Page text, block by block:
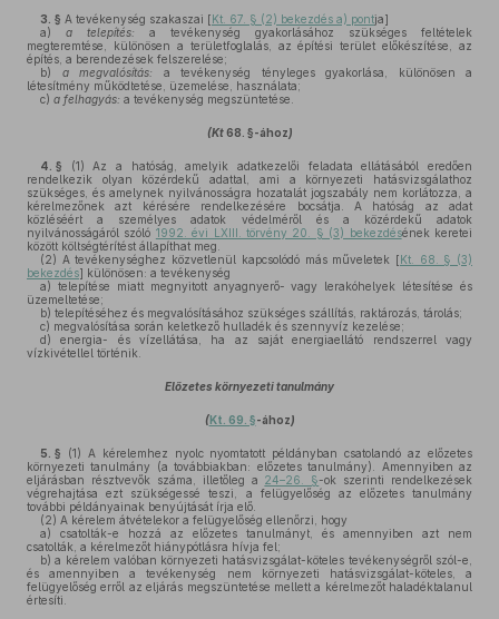
3. § A tevékenység szakaszai [Kt. 67. § (2) bekezdés a) pontja]
a)
a telepítés: a tevékenység gyakorlásához szükséges feltételek
megteremtése, különösen a területfoglalás, az építési terület előkészítése, az
építés, a berendezések felszerelése;
b)
a megvalósítás: a tevékenység tényleges gyakorlása, különösen a
létesítmény működtetése, üzemelése, használata;
c) a felhagyás: a tevékenység megszüntetése.
(Kt68. §-ához)
4. § (1) Az a hatóság, amelyik adatkezelői feladata ellátásából eredően
rendelkezik olyan közérdekű adattal, ami a környezeti hatásvizsgálathoz
szükséges, és amelynek nyilvánosságra hozatalát jogszabály nem korlátozza, a
kérelmezőnek azt kérésére rendelkezésére bocsátja. A hatóság az adat
közléséért a személyes adatok védelméről és a közérdekű adatok
nyilvánosságáról szóló 1992. évi LXIII. törvény 20. § (3) bekezdésének keretei
között költségtérítést állapíthat meg.
(2) A tevékenységhez közvetlenül kapcsolódó más műveletek [Kt. 68. § (3)
bekezdés] különösen: a tevékenység
a) telepítése miatt megnyitott anyagnyerő- vagy lerakóhelyek létesítése és
üzemeltetése;
b) telepítéséhez és megvalósításához szükséges szállítás, raktározás, tárolás;
c) megvalósítása során keletkező hulladék és szennyvíz kezelése;
d) energia- és vízellátása, ha az saját energiaellátó rendszerrel vagy
vízkivétellel történik.
Előzetes környezeti tanulmány
(Kt. 69. §-ához)
5. § (1) A kérelemhez nyolc nyomtatott példányban csatolandó az előzetes
környezeti tanulmány (a továbbiakban: előzetes tanulmány). Amennyiben az
eljárásban résztvevők száma, illetőleg a 24–26. §-ok szerinti rendelkezések
végrehajtása ezt szükségessé teszi, a felügyelőség az előzetes tanulmány
további példányainak benyújtását írja elő.
(2) A kérelem átvételekor a felügyelőség ellenőrzi, hogy
a) csatolták-e hozzá az előzetes tanulmányt, és amennyiben azt nem
csatolták, a kérelmezőt hiánypótlásra hívja fel;
b) a kérelem valóban környezeti hatásvizsgálat-köteles tevékenységről szól-e,
és amennyiben a tevékenység nem környezeti hatásvizsgálat-köteles, a
felügyelőség erről az eljárás megszüntetése mellett a kérelmezőt haladéktalanul
értesíti.